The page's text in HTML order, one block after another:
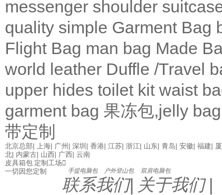
messenger shoulder
quality simple Garment Bag
Flight Bag man bag Made
world leather Duffle /Travel
upper hides toilet kit waist
garment bag 果冻包,jelly bag
带定制
北京总部| 上海| 广州 | 深圳 | 香港| 江苏| 浙江| 山东| 青岛| 安徽| 福建|
北| 内蒙古| 山西| 广西| 云南
皮具箱包 定制工场
一切因您定制

手提电脑包 户外登山包 双肩电脑包
联系我们| 关于我们|